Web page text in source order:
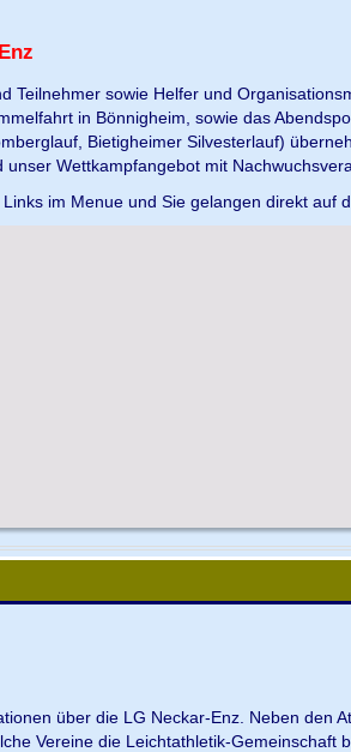
Teilnehmer sowie Helfer und
in Bönnigheim, sowie das
Bietigheimer Silvesterlauf)
Wettkampfangebot mit
im Menue und Sie gelangen direkt auf
über die LG Neckar-Enz. Neben den
Vereine die Leichtathletik-Gemeinschaft